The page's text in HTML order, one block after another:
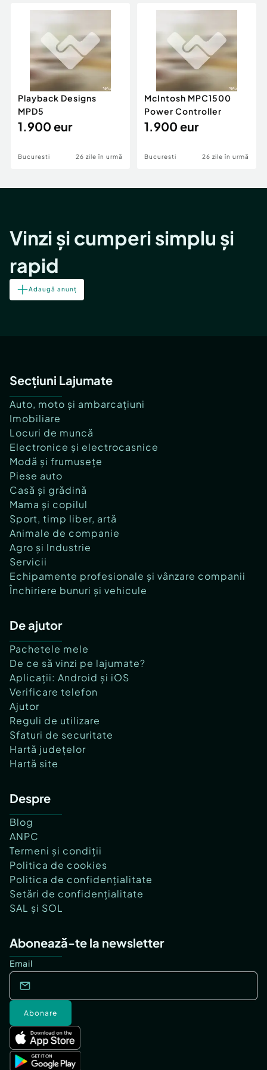
Animale de companie
Afaceri și echipamente profesionale
Inchiriere Bunuri si Vehicule
Utilaje agricole si industriale
Piese auto si accesorii
Dacia Duster
Playback Designs
MPD5
1.900 eur
Bucuresti 26 zile în urmă
McIntosh MPC1500
Power Controller
1.900 eur
Bucuresti 26 zile în urmă
Vinzi și cumperi simplu și
rapid
Adaugă anunț
Secțiuni Lajumate
Auto, moto și ambarcațiuni
Imobiliare
Locuri de muncă
Electronice și electrocasnice
Modă și frumusețe
Piese auto
Casă și grădină
Mama și copilul
Sport, timp liber, artă
Animale de companie
Agro și Industrie
Servicii
Echipamente profesionale și vânzare companii
Închiriere bunuri și vehicule
De ajutor
Pachetele mele
De ce să vinzi pe lajumate?
Aplicații: Android și iOS
Verificare telefon
Ajutor
Reguli de utilizare
Sfaturi de securitate
Hartă județelor
Hartă site
Despre
Blog
ANPC
Termeni și condiții
Politica de cookies
Politica de confidențialitate
Setări de confidențialitate
SAL și SOL
Abonează-te la newsletter
Email
Abonare